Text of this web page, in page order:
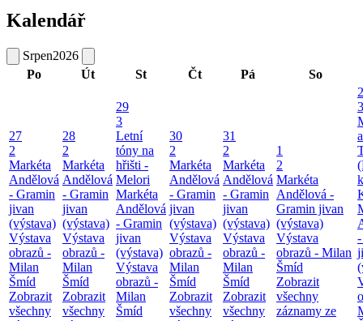
Kalendář
Srpen2026
Po
Út St Čt Pá So
27
2
Markéta
Andělová
- Gramin
jivan
(výstava)
Výstava
obrazů -
Milan
Šmíd
Zobrazit
všechny
28
2
Markéta
Andělová
- Gramin
jivan
(výstava)
Výstava
obrazů -
Milan
Šmíd
Zobrazit
všechny
29
3
Letní
tóny na
hřišti -
Melori
Markéta
Andělová
- Gramin
jivan
(výstava)
Výstava
obrazů -
Milan
Šmíd
30
2
Markéta
Andělová
- Gramin
jivan
(výstava)
Výstava
obrazů -
Milan
Šmíd
Zobrazit
všechny
31
2
Markéta
Andělová
- Gramin
jivan
(výstava)
Výstava
obrazů -
Milan
Šmíd
Zobrazit
všechny
1
2
Markéta
Andělová -
Gramin jivan
(výstava)
Výstava
obrazů - Milan
Šmíd
Zobrazit
všechny
záznamy ze
2
3